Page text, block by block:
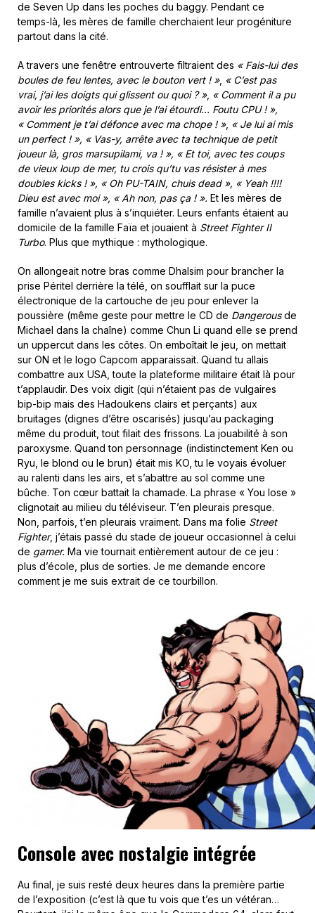
de Seven Up dans les poches du baggy. Pendant ce
temps-là, les mères de famille cherchaient leur progéniture
partout dans la cité.
A travers une fenêtre entrouverte filtraient des « Fais-lui des
boules de feu lentes, avec le bouton vert ! », « C’est pas
vrai, j’ai les doigts qui glissent ou quoi ? », « Comment il a pu
avoir les priorités alors que je l’ai étourdi… Foutu CPU ! »,
« Comment je t’ai défonce avec ma chope ! », « Je lui ai mis
un perfect ! », « Vas-y, arrête avec ta technique de petit
joueur là, gros marsupilami, va ! », « Et toi, avec tes coups
de vieux loup de mer, tu crois qu’tu vas résister à mes
doubles kicks ! », « Oh PU-TAIN, chuis dead », « Yeah !!!!
Dieu est avec moi », « Ah non, pas ça ! ». Et les mères de
famille n’avaient plus à s’inquiéter. Leurs enfants étaient au
domicile de la famille Faïa et jouaient à Street Fighter II
Turbo. Plus que mythique : mythologique.
On allongeait notre bras comme Dhalsim pour brancher la
prise Péritel derrière la télé, on soufflait sur la puce
électronique de la cartouche de jeu pour enlever la
poussière (même geste pour mettre le CD de Dangerousde
Michael dans la chaîne) comme Chun Li quand elle se prend
un uppercut dans les côtes. On emboîtait le jeu, on mettait
sur ON et le logo Capcom apparaissait. Quand tu allais
combattre aux USA, toute la plateforme militaire était là pour
t’applaudir. Des voix digit (qui n’étaient pas de vulgaires
bip-bip mais des Hadoukens clairs et perçants) aux
bruitages (dignes d’être oscarisés) jusqu’au packaging
même du produit, tout filait des frissons. La jouabilité à son
paroxysme. Quand ton personnage (indistinctement Ken ou
Ryu, le blond ou le brun) était mis KO, tu le voyais évoluer
au ralenti dans les airs, et s’abattre au sol comme une
bûche. Ton cœur battait la chamade. La phrase « You lose »
clignotait au milieu du téléviseur. T’en pleurais presque.
Non, parfois, t’en pleurais vraiment. Dans ma folie Street
Fighter, j’étais passé du stade de joueur occasionnel à celui
de gamer. Ma vie tournait entièrement autour de ce jeu :
plus d’école, plus de sorties. Je me demande encore
comment je me suis extrait de ce tourbillon.
Console avec nostalgie intégrée
Au final, je suis resté deux heures dans la première partie
de l’exposition (c’est là que tu vois que t’es un vétéran…